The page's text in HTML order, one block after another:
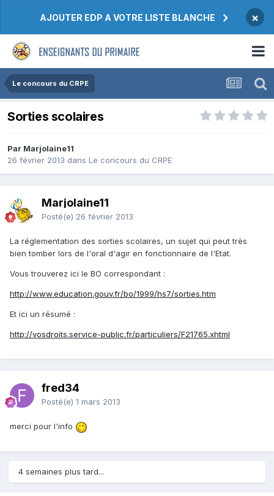
AJOUTER EDP A VOTRE LISTE BLANCHE ×
Le concours du CRPE
Sorties scolaires
Par Marjolaine11
26 février 2013 dans Le concours du CRPE
Marjolaine11
Posté(e) 26 février 2013
La réglementation des sorties scolaires, un sujet qui peut très
bien tomber lors de l'oral d'agir en fonctionnaire de l'Etat.
Vous trouverez ici le BO correspondant :
http://www.education.gouv.fr/bo/1999/hs7/sorties.htm
Et ici un résumé :
http://vosdroits.service-public.fr/particuliers/F21765.xhtml
fred34
Posté(e) 1 mars 2013
merci pour l'info
4 semaines plus tard...